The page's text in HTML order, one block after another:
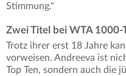
Stimmung."
Zwei Titel bei WTA 1000-
Trotz ihrer erst 18 Jahre
vorweisen. Andreeva ist
Top Ten, sondern auch die